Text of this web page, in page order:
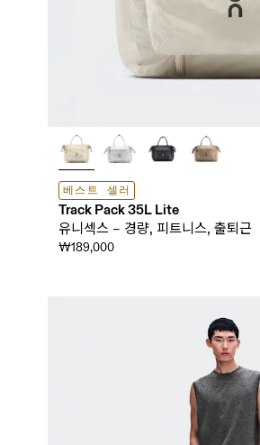
베스트 셀러
Track Pack 35L Lite
유니섹스 – 경량, 피트니스, 출퇴근
₩189,000